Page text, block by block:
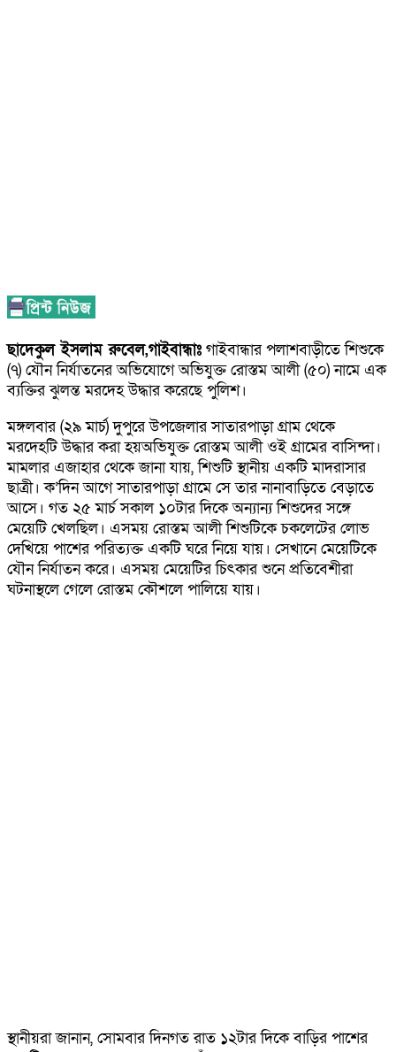
ছাদেকুল ইসলাম রুবেল,গাইবান্ধাঃগাইবান্ধার পলাশবাড়ীতে শিশুকে
(৭) যৌন নির্যাতনের অভিযোগে অভিযুক্ত রোস্তম আলী (৫০) নামে এক
ব্যক্তির ঝুলন্ত মরদেহ উদ্ধার করেছে পুলিশ।
মঙ্গলবার (২৯ মার্চ) দুপুরে উপজেলার সাতারপাড়া গ্রাম থেকে
মরদেহটি উদ্ধার করা হয়অভিযুক্ত রোস্তম আলী ওই গ্রামের বাসিন্দা।
মামলার এজাহার থেকে জানা যায়, শিশুটি স্থানীয় একটি মাদরাসার
ছাত্রী। ক’দিন আগে সাতারপাড়া গ্রামে সে তার নানাবাড়িতে বেড়াতে
আসে। গত ২৫ মার্চ সকাল ১০টার দিকে অন্যান্য শিশুদের সঙ্গে
মেয়েটি খেলছিল। এসময় রোস্তম আলী শিশুটিকে চকলেটের লোভ
দেখিয়ে পাশের পরিত্যক্ত একটি ঘরে নিয়ে যায়। সেখানে মেয়েটিকে
যৌন নির্যাতন করে। এসময় মেয়েটির চিৎকার শুনে প্রতিবেশীরা
ঘটনাস্থলে গেলে রোস্তম কৌশলে পালিয়ে যায়।
স্থানীয়রা জানান, সোমবার দিনগত রাত ১২টার দিকে বাড়ির পাশের